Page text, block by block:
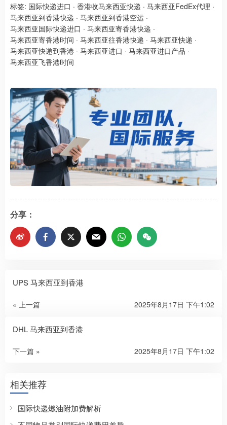
标签: 国际快递进口 · 香港收马来西亚快递 · 马来西亚FedEx代理 ·
马来西亚到香港快递 · 马来西亚到香港空运 ·
马来西亚国际快递进口 · 马来西亚寄香港快递 ·
马来西亚寄香港时间 · 马来西亚往香港快递 · 马来西亚快递 ·
马来西亚快递到香港 · 马来西亚进口 · 马来西亚进口产品 ·
马来西亚飞香港时间
分享：
UPS 马来西亚到香港
« 上一篇 2025年8月17日 下午1:02
DHL 马来西亚到香港
下一篇 » 2025年8月17日 下午1:02
相关推荐
国际快递燃油附加费解析